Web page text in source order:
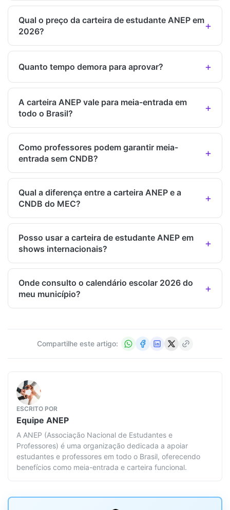
Qual o preço da carteira de estudante ANEP em
2026?
Quanto tempo demora para aprovar?
A carteira ANEP vale para meia-entrada em
todo o Brasil?
Como professores podem garantir meia-
entrada sem CNDB?
Qual a diferença entre a carteira ANEP e a
CNDB do MEC?
Posso usar a carteira de estudante ANEP em
shows internacionais?
Onde consulto o calendário escolar 2026 do
meu município?
Compartilhe este artigo:
ESCRITO POR
Equipe ANEP
A ANEP (Associação Nacional de Estudantes e
Professores) é uma organização dedicada a apoiar
estudantes e professores em todo o Brasil, oferecendo
benefícios como meia-entrada e carteira funcional.